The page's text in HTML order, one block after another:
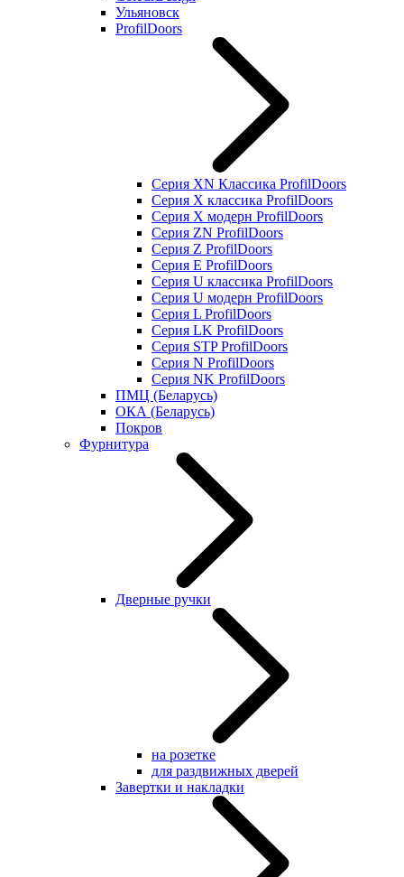
Ульяновск
ProfilDoors
Серия XN Классика ProfilDoors
Серия Х классика ProfilDoors
Серия Х модерн ProfilDoors
Серия ZN ProfilDoors
Серия Z ProfilDoors
Серия Е ProfilDoors
Серия U классика ProfilDoors
Серия U модерн ProfilDoors
Серия L ProfilDoors
Серия LK ProfilDoors
Серия STP ProfilDoors
Cерия N ProfilDoors
Серия NK ProfilDoors
ПМЦ (Беларусь)
ОКА (Беларусь)
Покров
Фурнитура
Дверные ручки
на розетке
для раздвижных дверей
Завертки и накладки